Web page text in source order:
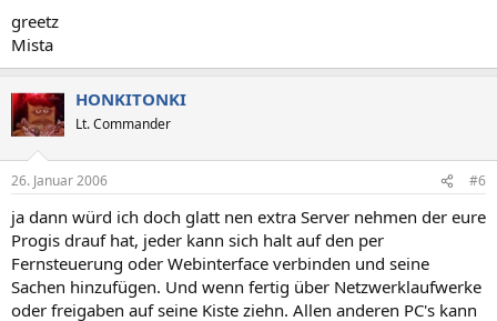
greetz
Mista
HONKITONKI
Lt. Commander
26. Januar 2006 #6
ja dann würd ich doch glatt nen extra Server nehmen der eure
Progis drauf hat, jeder kann sich halt auf den per
Fernsteuerung oder Webinterface verbinden und seine
Sachen hinzufügen. Und wenn fertig über Netzwerklaufwerke
oder freigaben auf seine Kiste ziehn. Allen anderen PC's kann